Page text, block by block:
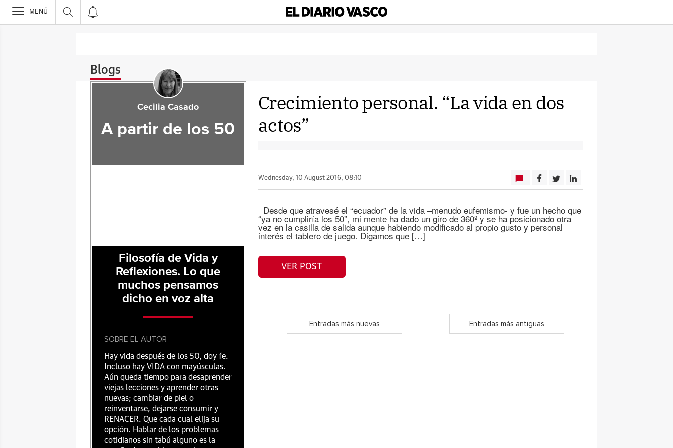
>
MENÚ
Blogs
Crecimiento personal. “La vida en dos
actos”
Wednesday, 10 August 2016, 08:10
Desde que atravesé el “ecuador” de la vida –menudo eufemismo- y fue un hecho que
“ya no cumpliría los 50”, mi mente ha dado un giro de 360º y se ha posicionado otra
vez en la casilla de salida aunque habiendo modificado al propio gusto y personal
interés el tablero de juego. Digamos que […]
VER POST
Entradas más nuevas Entradas más antiguas
Cecilia Casado
A partir de los 50
Filosofía de Vida y
Reflexiones. Lo que
muchos pensamos
dicho en voz alta
SOBRE EL AUTOR
Hay vida después de los 50, doy fe.
Incluso hay VIDA con mayúsculas.
Aún queda tiempo para desaprender
viejas lecciones y aprender otras
nuevas; cambiar de piel o
reinventarse, dejarse consumir y
RENACER. Que cada cual elija su
opción. Hablar de los problemas
cotidianos sin tabú alguno es la